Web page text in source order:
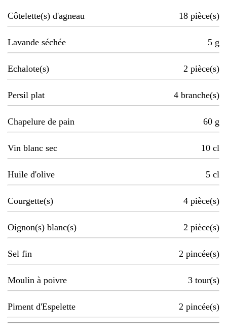
Côtelette(s) d'agneau 18 pièce(s)
Lavande séchée 5 g
Echalote(s) 2 pièce(s)
Persil plat 4 branche(s)
Chapelure de pain 60 g
Vin blanc sec 10 cl
Huile d'olive 5 cl
Courgette(s) 4 pièce(s)
Oignon(s) blanc(s) 2 pièce(s)
Sel fin 2 pincée(s)
Moulin à poivre 3 tour(s)
Piment d'Espelette 2 pincée(s)